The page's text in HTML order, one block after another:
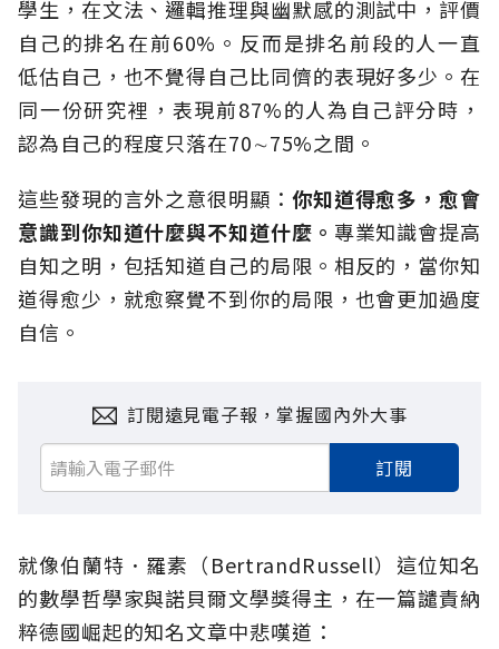
學生，在文法、邏輯推理與幽默感的測試中，評價
自己的排名在前60%。反而是排名前段的人一直
低估自己，也不覺得自己比同儕的表現好多少。在
同一份研究裡，表現前87%的人為自己評分時，
認為自己的程度只落在70∼75%之間。
這些發現的言外之意很明顯： 你知道得愈多，愈會
意識到你知道什麼與不知道什麼。 專業知識會提高
自知之明，包括知道自己的局限。相反的，當你知
道得愈少，就愈察覺不到你的局限，也會更加過度
自信。
訂閱遠見電子報，掌握國內外大事
訂閱
就像伯蘭特．羅素（BertrandRussell）這位知名
的數學哲學家與諾貝爾文學獎得主，在一篇譴責納
粹德國崛起的知名文章中悲嘆道：